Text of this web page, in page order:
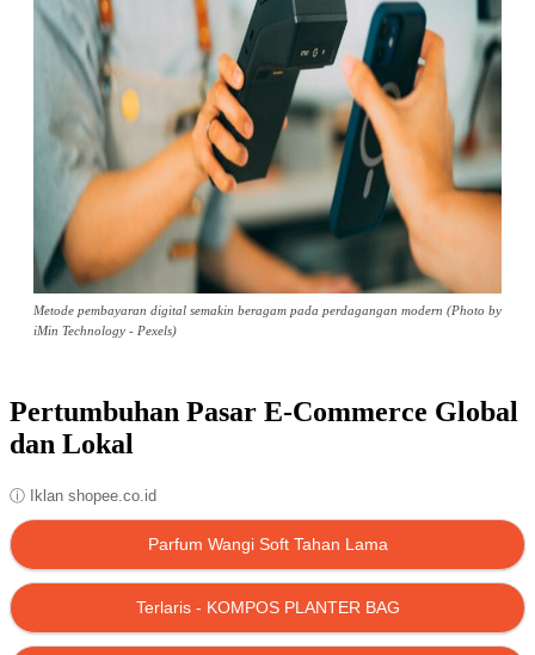
Metode pembayaran digital semakin beragam pada perdagangan modern (Photo by
iMin Technology - Pexels)
Pertumbuhan Pasar E-Commerce Global
dan Lokal
ⓘ Iklan shopee.co.id
Parfum Wangi Soft Tahan Lama
Terlaris - KOMPOS PLANTER BAG